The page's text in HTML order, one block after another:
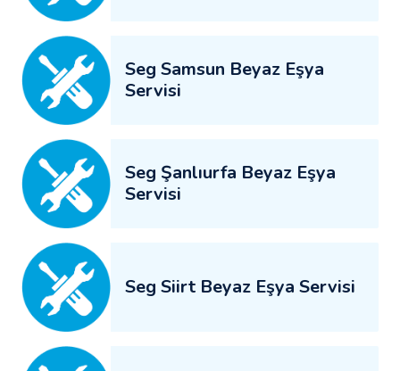
Seg Samsun Beyaz Eşya
Servisi
Seg Şanlıurfa Beyaz Eşya
Servisi
Seg Siirt Beyaz Eşya Servisi